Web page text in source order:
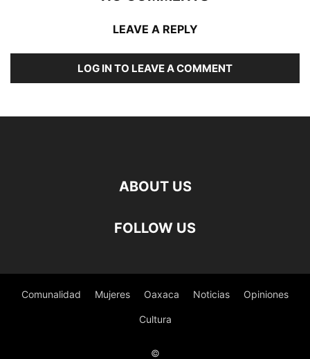
LEAVE A REPLY
LOG IN TO LEAVE A COMMENT
ABOUT US
FOLLOW US
Comunalidad Mujeres Oaxaca Noticias Opiniones
Cultura
©